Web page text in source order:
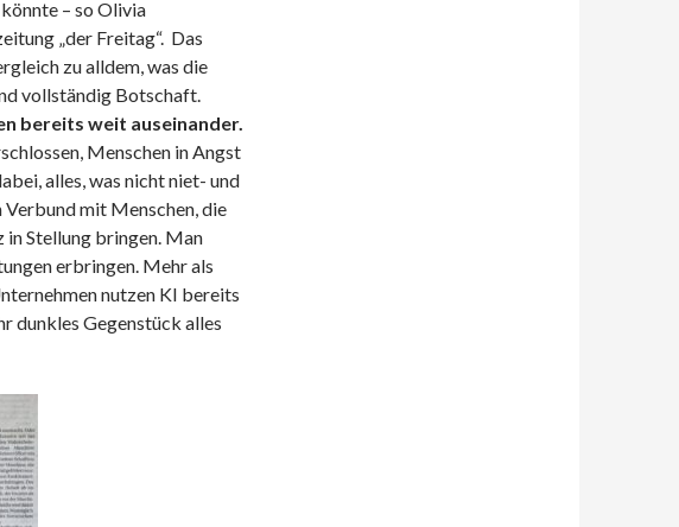
– so Olivia
„der Freitag“. Das
zu alldem, was die
vollständig Botschaft.
bereits weit auseinander.
Menschen in Angst
alles, was nicht niet- und
mit Menschen, die
in Stellung bringen. Man
erbringen. Mehr als
nutzen KI bereits
dunkles Gegenstück alles